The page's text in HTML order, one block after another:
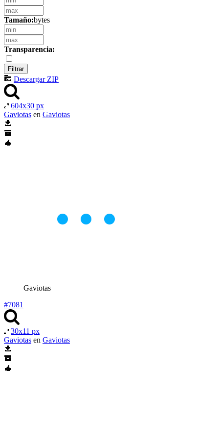
Tamaño:bytes
Transparencia:
Descargar ZIP
604x30 px
Gaviotas en Gaviotas
Gaviotas
#7081
30x11 px
Gaviotas en Gaviotas